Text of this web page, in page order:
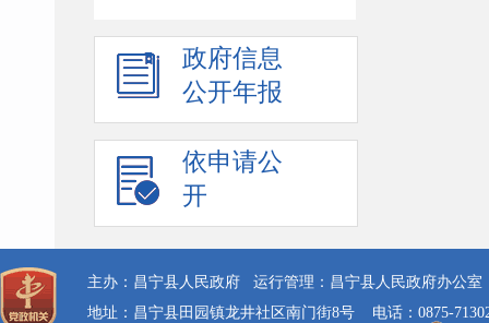
政府信息
公开年报
依申请公
开